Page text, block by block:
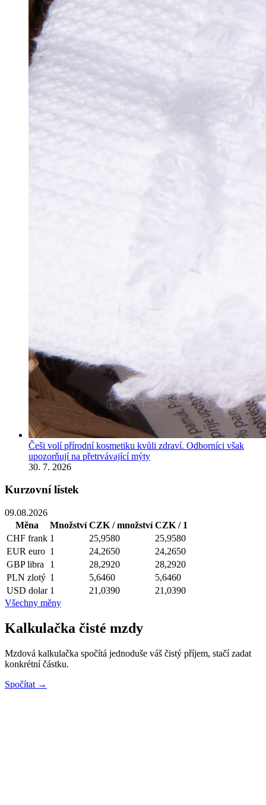
Češi volí přírodní kosmetiku kvůli zdraví. Odborníci však
upozorňují na přetrvávající mýty
30. 7. 2026
Kurzovní lístek
09.08.2026
Měna
Množství CZK / množství CZK / 1
CHF frank 1 25,9580
25,9580
EUR euro 1 24,2650
24,2650
GBP libra 1 28,2920
28,2920
PLN zlotý 1 5,6460
5,6460
USD dolar 1 21,0390
21,0390
Všechny měny
Kalkulačka čisté mzdy
Mzdová kalkulačka spočítá jednoduše váš čistý příjem, stačí zadat
konkrétní částku.
Spočítat →